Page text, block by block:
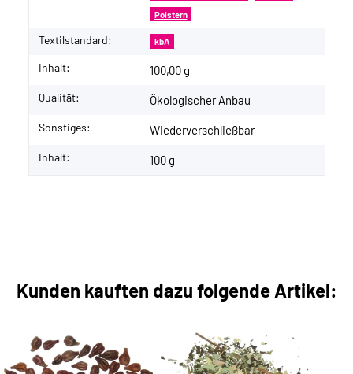
Polstern
Textilstandard: kbA
Inhalt: 100,00 g
Qualität: Ökologischer Anbau
Sonstiges: Wiederverschließbar
Inhalt: 100 g
Kunden kauften dazu folgende Artikel: